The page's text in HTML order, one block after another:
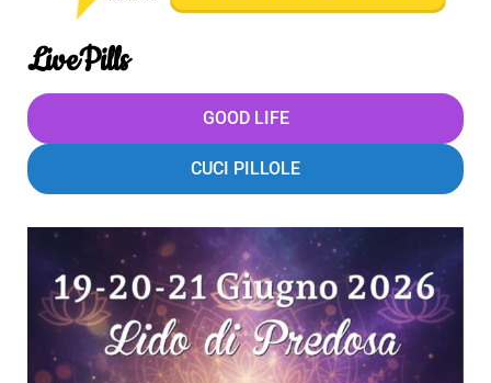
LivePills
GOOD LIFE
CUCI PILLOLE